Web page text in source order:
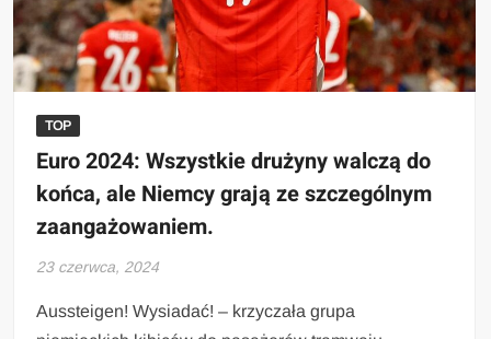
TOP
Euro 2024: Wszystkie drużyny walczą do
końca, ale Niemcy grają ze szczególnym
zaangażowaniem.
23 czerwca, 2024
Aussteigen! Wysiadać! – krzyczała grupa